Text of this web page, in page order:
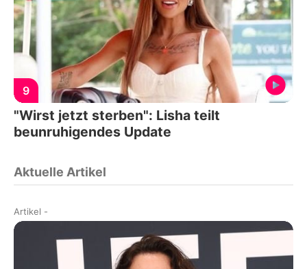
9
"Wirst jetzt sterben": Lisha teilt
beunruhigendes Update
Aktuelle Artikel
Artikel -